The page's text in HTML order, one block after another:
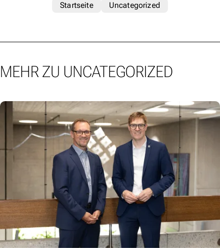
Startseite
Uncategorized
MEHR ZU UNCATEGORIZED